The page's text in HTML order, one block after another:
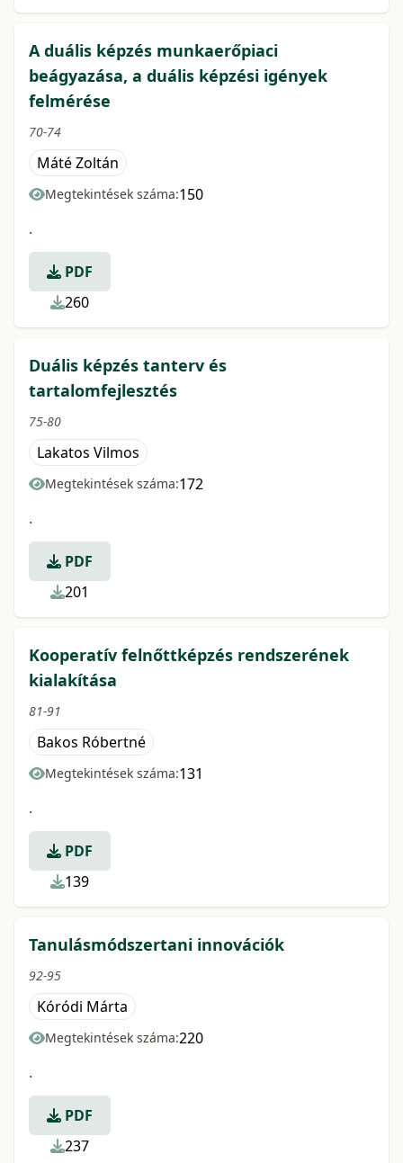
A duális képzés munkaerőpiaci
beágyazása, a duális képzési igények
felmérése
70-74
Máté Zoltán
Megtekintések száma:150
.
PDF
260
Duális képzés tanterv és
tartalomfejlesztés
75-80
Lakatos Vilmos
Megtekintések száma:172
.
PDF
201
Kooperatív felnőttképzés rendszerének
kialakítása
81-91
Bakos Róbertné
Megtekintések száma:131
.
PDF
139
Tanulásmódszertani innovációk
92-95
Kóródi Márta
Megtekintések száma:220
.
PDF
237